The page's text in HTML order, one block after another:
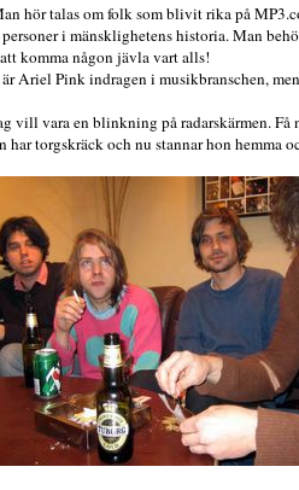
hör talas om folk som blivit rika på
i mänsklighetens historia. Man
komma någon jävla vart alls!
Ariel Pink indragen i musikbranschen,
vill vara en blinkning på radarskärmen. Få
har torgskräck och nu stannar hon hemma